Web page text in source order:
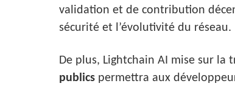
validation et de contribution
sécurité et l’évolutivité du réseau.
De plus, Lightchain AI mise sur la
publics permettra aux